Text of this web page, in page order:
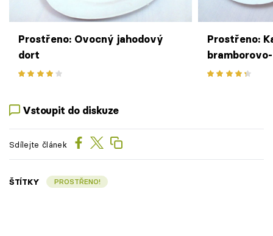
Prostřeno: Ovocný jahodový
dort
Prostřeno:
levandulí
Vstoupit do diskuze
Sdílejte článek
ŠTÍTKY PROSTŘENO!